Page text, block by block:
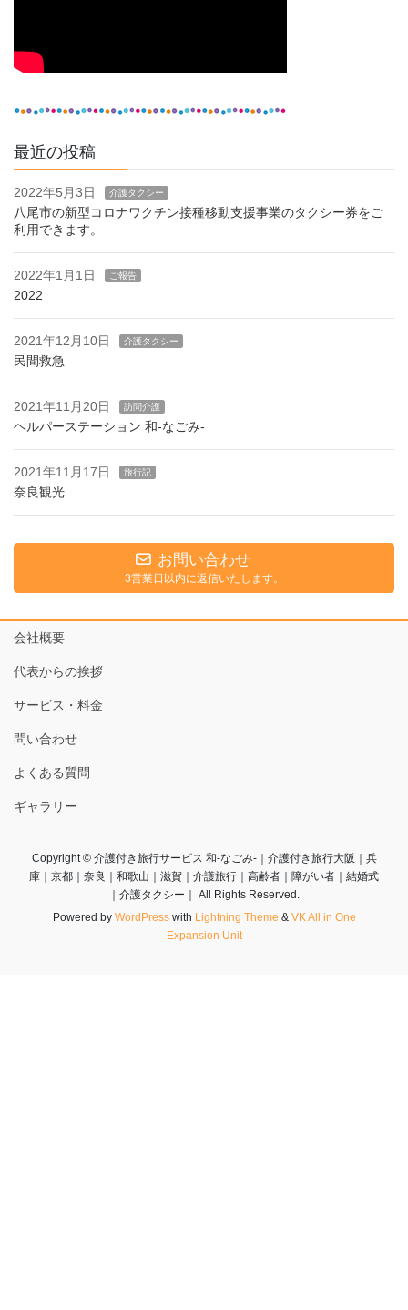
最近の投稿
2022年5月3日 介護タクシー
八尾市の新型コロナワクチン接種移動支援事業のタクシー券をご
利用できます。
2022年1月1日 ご報告
2022
2021年12月10日 介護タクシー
民間救急
2021年11月20日 訪問介護
ヘルパーステーション 和-なごみ-
2021年11月17日 旅行記
奈良観光
お問い合わせ
3営業日以内に返信いたします。
会社概要
代表からの挨拶
サービス・料金
問い合わせ
よくある質問
ギャラリー
Copyright © 介護付き旅行サービス 和-なごみ-｜介護付き旅行大阪｜兵
庫｜京都｜奈良｜和歌山｜滋賀｜介護旅行｜高齢者｜障がい者｜結婚式
｜介護タクシー｜ All Rights Reserved.
Powered by WordPresswith Lightning Theme & VK All in One
Expansion Unit